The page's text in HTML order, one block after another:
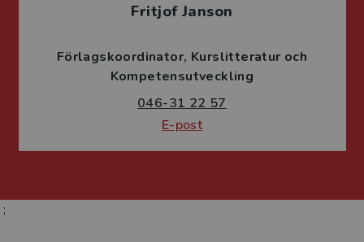
Fritjof Janson
Förlagskoordinator Kurslitteratur och
Kompetensutveckling
046-31 22 57
E-post
;